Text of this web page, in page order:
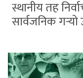
स्थानीय तह
सार्वजनिक